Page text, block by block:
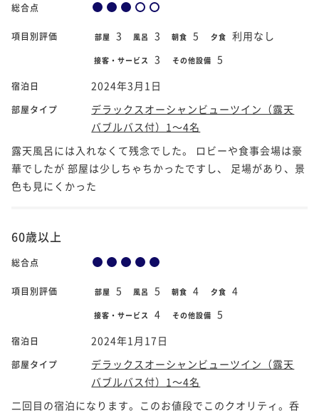
総合点
項目別評価 部屋 3 風呂 3 朝食 5 夕食 利用なし
接客・サービス 3 その他設備 5
宿泊日 2024年3月1日
部屋タイプ
デラックスオーシャンビューツイン（露天
バブルバス付）1～4名
露天風呂には入れなくて残念でした。 ロビーや食事会場は豪
華でしたが 部屋は少しちゃちかったですし、 足場があり、景
色も見にくかった
60歳以上
総合点
項目別評価 部屋 5 風呂 5 朝食 4 夕食 4
接客・サービス 4 その他設備 5
宿泊日 2024年1月17日
部屋タイプ
デラックスオーシャンビューツイン（露天
バブルバス付）1～4名
二回目の宿泊になります。このお値段でこのクオリティ。呑